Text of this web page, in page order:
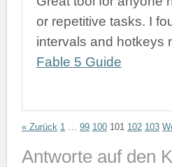
or repetitive tasks. I
intervals and hotkeys
Fable 5 Guide
« Zurück 1 99 100 101 102 103
Antworte auf den